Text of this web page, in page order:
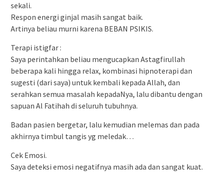
sekali.
Respon energi ginjal masih sangat baik.
Artinya beliau murni karena BEBAN PSIKIS.
Terapi istigfar :
Saya perintahkan beliau mengucapkan Astagfirullah
beberapa kali hingga relax, kombinasi hipnoterapi dan
sugesti (dari saya) untuk kembali kepada Allah, dan
serahkan semua masalah kepadaNya, lalu dibantu dengan
sapuan Al Fatihah di seluruh tubuhnya.
Badan pasien bergetar, lalu kemudian melemas dan pada
akhirnya timbul tangis yg meledak…
Cek Emosi.
Saya deteksi emosi negatifnya masih ada dan sangat kuat.